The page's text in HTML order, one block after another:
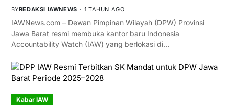
BYREDAKSI IAWNEWS 1 TAHUN AGO
IAWNews.com – Dewan Pimpinan Wilayah (DPW) Provinsi
Jawa Barat resmi membuka kantor baru Indonesia
Accountability Watch (IAW) yang berlokasi di…
Kabar IAW